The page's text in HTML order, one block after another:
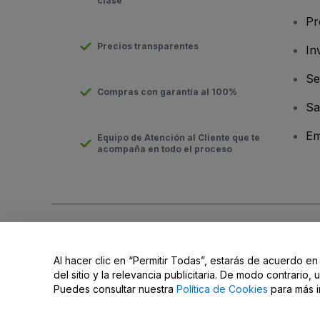
Precios transparentes
Compras con garantía al 100%
Equipo de Atención al Cliente que te
acompaña en todo el proceso
No compartir mi información personal ni tus opciones de
Al hacer clic en “Permitir Todas”, estarás de acuerdo
del sitio y la relevancia publicitaria. De modo contrario,
Puedes consultar nuestra Política de Cookies para más